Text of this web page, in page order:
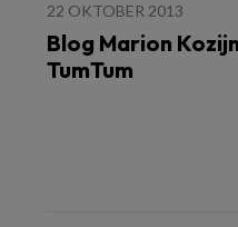
22 OKTOBER 2013
Blog Marion
TumTum